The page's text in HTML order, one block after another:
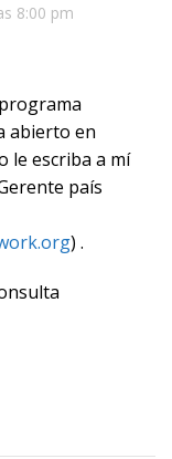
8:00 pm
abierto en
le escriba a mí
país
) .